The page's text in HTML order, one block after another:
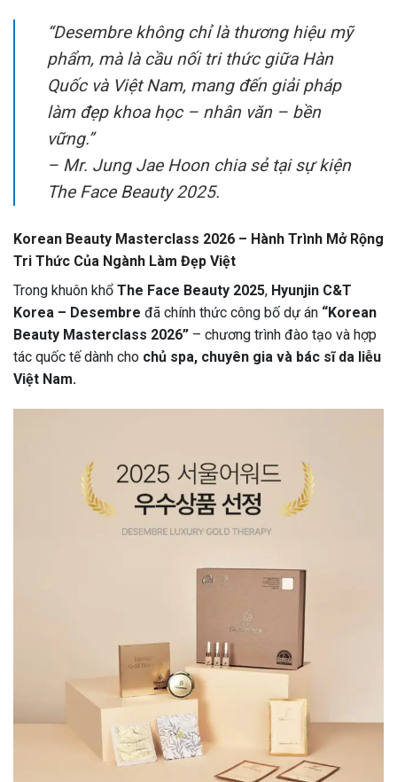
“Desembre không chỉ là thương hiệu mỹ
phẩm, mà là cầu nối tri thức giữa Hàn
Quốc và Việt Nam, mang đến giải pháp
làm đẹp khoa học – nhân văn – bền
vững.”
– Mr. Jung Jae Hoon chia sẻ tại sự kiện
The Face Beauty 2025.
Korean Beauty Masterclass 2026 – Hành Trình Mở Rộng
Tri Thức Của Ngành Làm Đẹp Việt
Trong khuôn khổ The Face Beauty 2025, Hyunjin C&T
Korea – Desembre đã chính thức công bố dự án “Korean
Beauty Masterclass 2026” – chương trình đào tạo và hợp
tác quốc tế dành cho chủ spa, chuyên gia và bác sĩ da liễu
Việt Nam.